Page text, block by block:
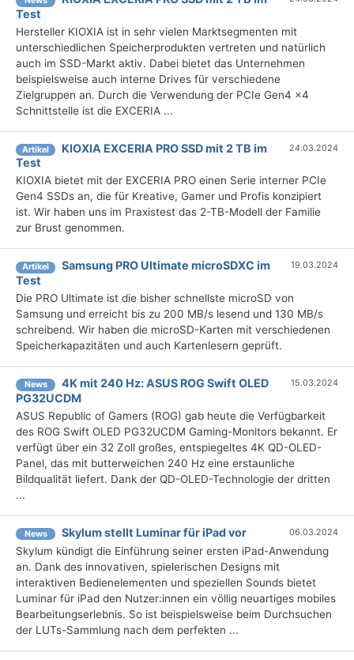
Test
Hersteller KIOXIA ist in sehr vielen Marktsegmenten mit
unterschiedlichen Speicherprodukten vertreten und natürlich
auch im SSD-Markt aktiv. Dabei bietet das Unternehmen
beispielsweise auch interne Drives für verschiedene
Zielgruppen an. Durch die Verwendung der PCIe Gen4 x4
Schnittstelle ist die EXCERIA ...
Artikel
KIOXIA EXCERIA PRO SSD mit 2 TB im
Test
24.03.2024
KIOXIA bietet mit der EXCERIA PRO einen Serie interner PCIe
Gen4 SSDs an, die für Kreative, Gamer und Profis konzipiert
ist. Wir haben uns im Praxistest das 2-TB-Modell der Familie
zur Brust genommen.
Artikel
Samsung PRO Ultimate microSDXC im
Test
19.03.2024
Die PRO Ultimate ist die bisher schnellste microSD von
Samsung und erreicht bis zu 200 MB/s lesend und 130 MB/s
schreibend. Wir haben die microSD-Karten mit verschiedenen
Speicherkapazitäten und auch Kartenlesern geprüft.
News
4K mit 240 Hz: ASUS ROG Swift OLED
PG32UCDM
15.03.2024
ASUS Republic of Gamers (ROG) gab heute die Verfügbarkeit
des ROG Swift OLED PG32UCDM Gaming-Monitors bekannt. Er
verfügt über ein 32 Zoll großes, entspiegeltes 4K QD-OLED-
Panel, das mit butterweichen 240 Hz eine erstaunliche
Bildqualität liefert. Dank der QD-OLED-Technologie der dritten
...
News Skylum stellt Luminar für iPad vor 06.03.2024
Skylum kündigt die Einführung seiner ersten iPad-Anwendung
an. Dank des innovativen, spielerischen Designs mit
interaktiven Bedienelementen und speziellen Sounds bietet
Luminar für iPad den Nutzer:innen ein völlig neuartiges mobiles
Bearbeitungserlebnis. So ist beispielsweise beim Durchsuchen
der LUTs-Sammlung nach dem perfekten ...